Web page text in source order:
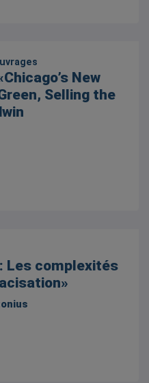
New
Selling the
Les complexités